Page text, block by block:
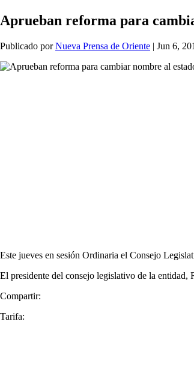
Aprueban reforma para
Publicado porNueva Prensa de Oriente | Jun 6,
Este jueves en sesión Ordinaria el Consejo
El presidente del consejo legislativo de la
Compartir:
Tarifa: